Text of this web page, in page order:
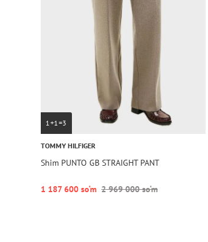
1+1=3
TOMMY HILFIGER
Shim PUNTO GB STRAIGHT PANT
1 187 600 so‘m 2 969 000 so‘m